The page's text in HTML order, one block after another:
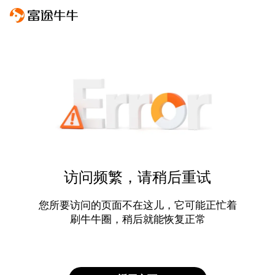
访问频繁，请稍后重试
您所要访问的页面不在这儿，它可能正忙着
刷牛牛圈，稍后就能恢复正常